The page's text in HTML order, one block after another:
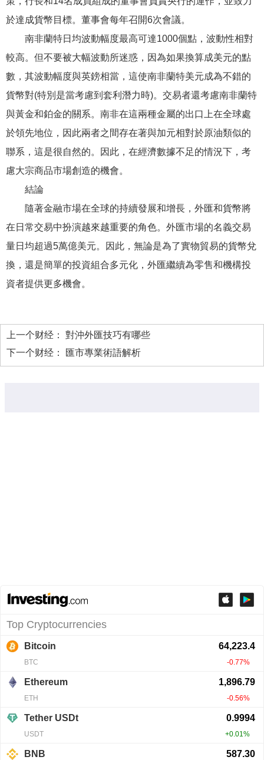
於達成貨幣目標。董事會每年召開6次會議。
南非蘭特日均波動幅度最高可達1000個點，波動性相對
較高。但不要被大幅波動所迷惑，因為如果換算成美元的點
數，其波動幅度與英鎊相當，這使南非蘭特美元成為不錯的
貨幣對(特別是當考慮到套利潛力時)。交易者還考慮南非蘭特
與黃金和鉑金的關系。南非在這兩種金屬的出口上在全球處
於領先地位，因此兩者之間存在著與加元相對於原油類似的
聯系，這是很自然的。因此，在經濟數據不足的情況下，考
慮大宗商品市場創造的機會。
結論
隨著金融市場在全球的持續發展和增長，外匯和貨幣將
在日常交易中扮演越來越重要的角色。外匯市場的名義交易
量日均超過5萬億美元。因此，無論是為了實物貿易的貨幣兌
換，還是簡單的投資組合多元化，外匯繼續為零售和機構投
資者提供更多機會。
上一个财经： 對沖外匯技巧有哪些
下一个财经：
匯市專業術語解析